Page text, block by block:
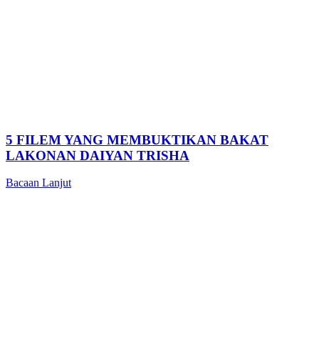
5 FILEM YANG MEMBUKTIKAN BAKAT
LAKONAN DAIYAN TRISHA
Bacaan Lanjut